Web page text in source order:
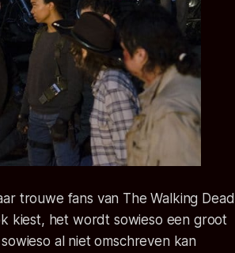
trouwe fans van The Walking Dead
kiest, het wordt sowieso een groot
al niet omschreven kan